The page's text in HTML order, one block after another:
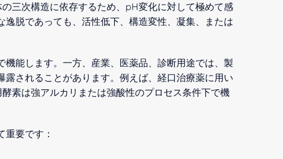
三次構造に依存するため、pH変化に対して極めて感
脱であっても、活性低下、構造変性、凝集、または
能します。一方、産業、医薬品、診断用途では、製
されることがあります。例えば、経口治療薬に用い
素は強アルカリまたは強酸性のプロセス条件下で機
要です：